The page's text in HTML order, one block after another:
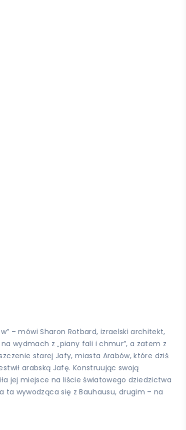
– mówi Sharon Rotbard, izraelski architekt,
wydmach z „piany fali i chmur”, a zatem z
starej Jafy, miasta Arabów, które dziś
arabską Jafę. Konstruując swoją
jej miejsce na liście światowego dziedzictwa
ta wywodząca się z Bauhausu, drugim – na